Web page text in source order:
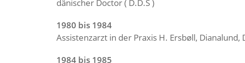
dänischer Doctor ( D.D.S )
1980 bis 1984
Assistenzarzt in der Praxis H. Ersbøll, Dianalund,
1984 bis 1985